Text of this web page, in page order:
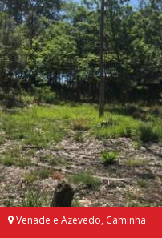
Venade e Azevedo, Caminha